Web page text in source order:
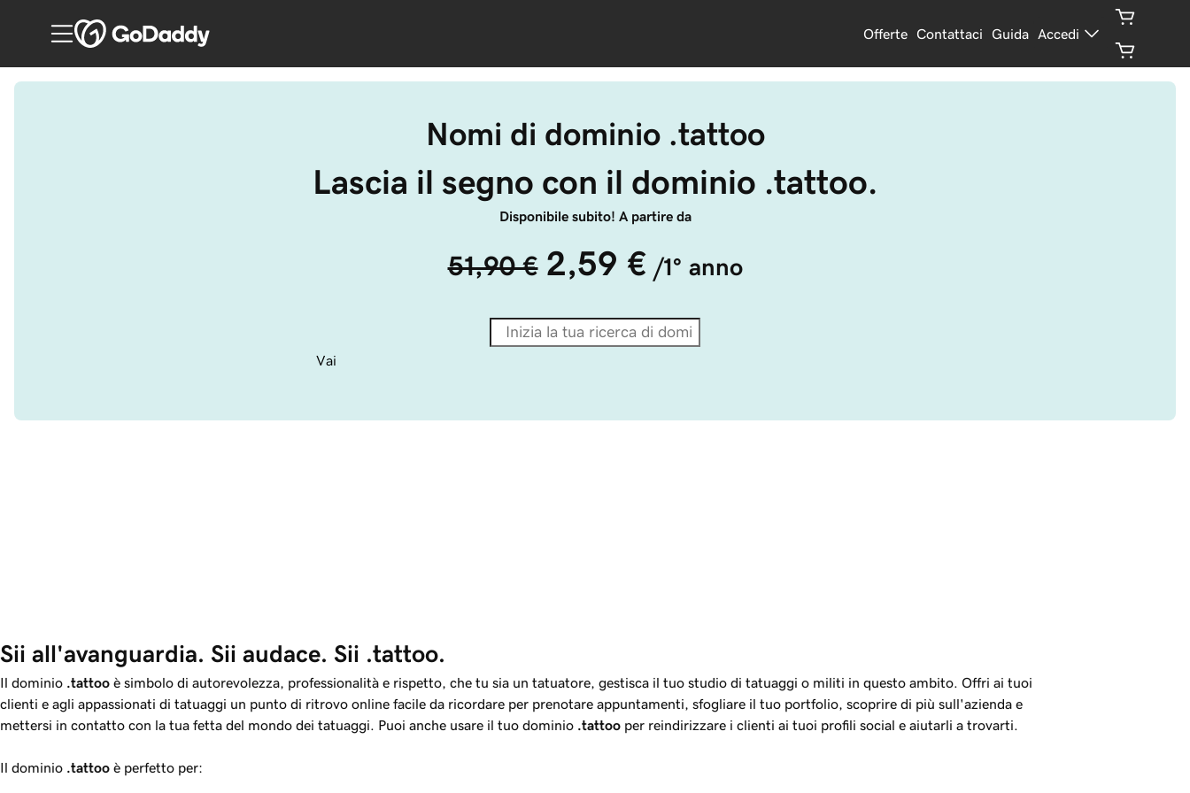
Offerte Contattaci Guida Accedi
Nomi di dominio .tattoo
Lascia il segno con il dominio .tattoo.
Disponibile subito! A partire da
51,90 € 2,59 € /1° anno
Vai
Sii all'avanguardia. Sii audace. Sii .tattoo.
Il dominio .tattoo è simbolo di autorevolezza, professionalità e rispetto, che tu sia un tatuatore, gestisca il tuo studio di tatuaggi o militi in questo ambito. Offri ai tuoi
clienti e agli appassionati di tatuaggi un punto di ritrovo online facile da ricordare per prenotare appuntamenti, sfogliare il tuo portfolio, scoprire di più sull'azienda e
mettersi in contatto con la tua fetta del mondo dei tatuaggi. Puoi anche usare il tuo dominio .tattoo per reindirizzare i clienti ai tuoi profili social e aiutarli a trovarti.
Il dominio .tattoo è perfetto per: